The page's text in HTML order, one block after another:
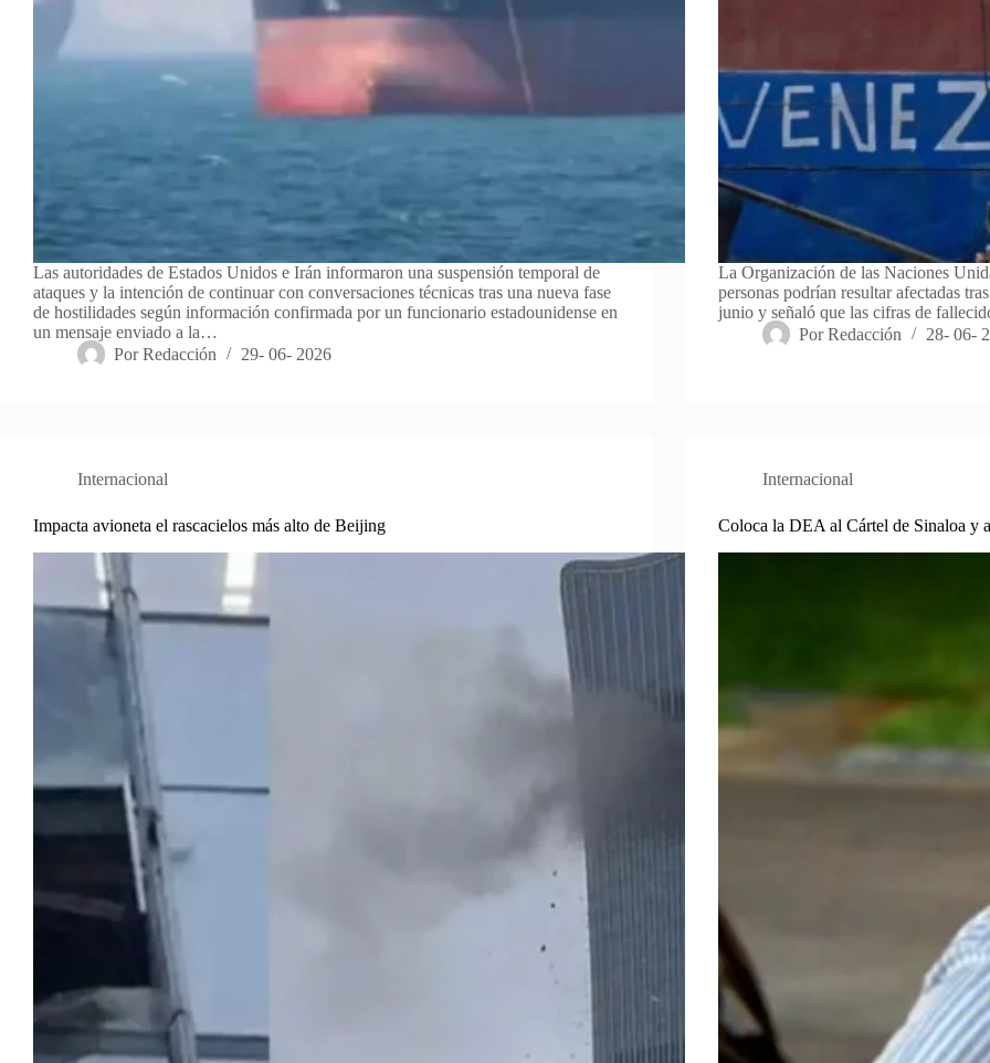
Las autoridades de Estados Unidos e Irán informaron una suspensión temporal de
ataques y la intención de continuar con conversaciones técnicas tras una nueva fase
de hostilidades según información confirmada por un funcionario estadounidense en
un mensaje enviado a la…
Por Redacción 29- 06- 2026
La Organización de las Naciones
personas podrían resultar afectadas
junio y señaló que las cifras de
Por Redacción 28- 06-
Internacional
Impacta avioneta el rascacielos más alto de Beijing
Internacional
Coloca la DEA al Cártel de Sinaloa y